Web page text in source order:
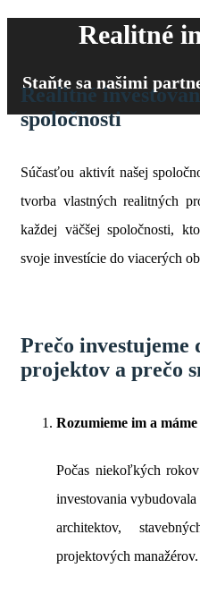
Realitné
Staňte sa našimi
Realitné
spoločnosti
Súčasťou aktivít našej
tvorba vlastných realitných
každej väčšej spoločnosti,
svoje investície do viacerých
Prečo investujeme
projektov a prečo
Rozumieme im a
Počas niekoľkých
investovania
architektov,
projektových manažérov.